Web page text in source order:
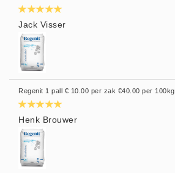
Jack Visser
Regenit 1 pall € 10.00 per zak €40.00 per 100kg
Henk Brouwer